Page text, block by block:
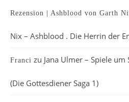
Rezension | Ashblood von Garth
Nix – Ashblood . Die Herrin der
Franci zu Jana Ulmer – Spiele
(Die Gottesdiener Saga 1)